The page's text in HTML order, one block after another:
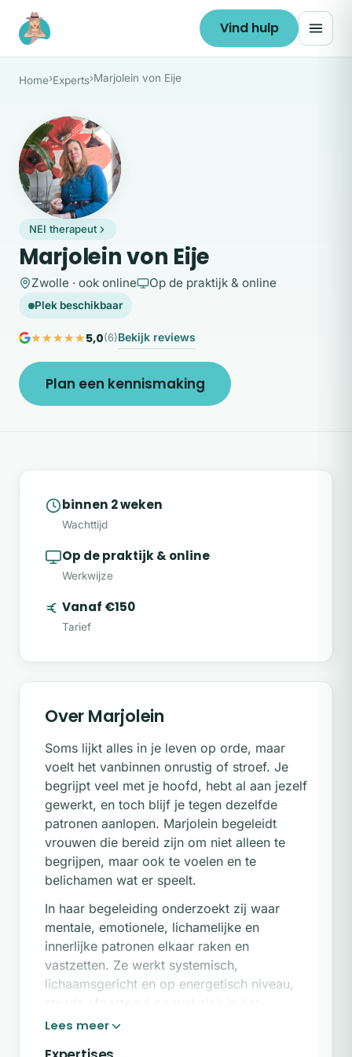
Ga naar de inhoud
Vind hulp
Home›Experts›Marjolein von Eije
MV
NEI therapeut
Marjolein von Eije
Zwolle · ook online Op de praktijk & online
Plek beschikbaar
5,0(6)Bekijk reviews
Plan een kennismaking
binnen 2 weken
Wachttijd
Op de praktijk & online
Werkwijze
Vanaf €150
Tarief
Over Marjolein
Soms lijkt alles in je leven op orde, maar
voelt het vanbinnen onrustig of stroef. Je
begrijpt veel met je hoofd, hebt al aan jezelf
gewerkt, en toch blijf je tegen dezelfde
patronen aanlopen. Marjolein begeleidt
vrouwen die bereid zijn om niet alleen te
begrijpen, maar ook te voelen en te
belichamen wat er speelt.
In haar begeleiding onderzoekt zij waar
mentale, emotionele, lichamelijke en
innerlijke patronen elkaar raken en
vastzetten. Ze werkt systemisch,
lichaamsgericht en op energetisch niveau,
moment aandient. De begeleiding is